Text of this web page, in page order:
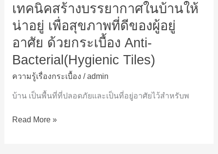
เทคนิคสร้างบรรยากาศในบ้านให้
น่าอยู่ เพื่อสุขภาพที่ดีของผู้อยู่
อาศัย ด้วยกระเบื้อง Anti-
Bacterial(Hygienic Tiles)
ความรู้เรื่องกระเบื้อง /admin
บ้าน เป็นพื้นที่ที่ปลอดภัยและเป็นที่อยู่อาศัยไว้สำหรับพ
ใน
บ้าน
ให้
น่า
อยู่
เพื่อ
สุขภาพ
ที่
ของ
Read More »